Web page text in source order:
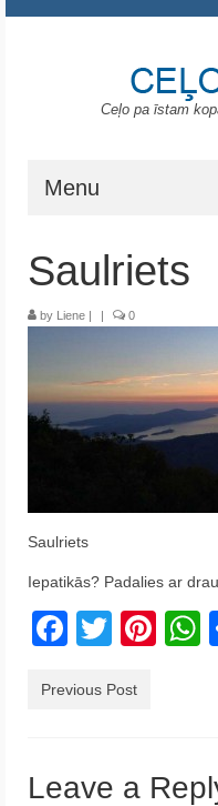
Ceļo pa īstam
Menu
ASV
Melnkalne
Austrija
Indonēzija
Saulriets
by Liene | | 0
Saulriets
Iepatikās? Padalies ar
Twitter
Previous Post
Leave a